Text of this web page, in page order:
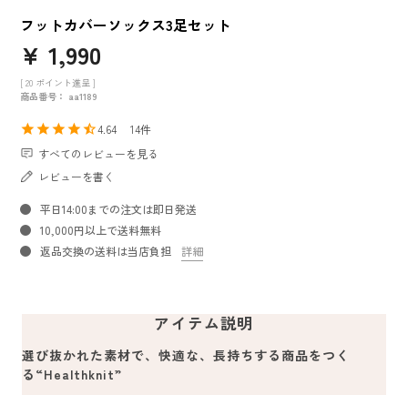
フットカバーソックス3足セット
¥ 1,990
[ 20 ポイント進呈 ]
商品番号
aa1189
4.64
14
すべてのレビューを見る
レビューを書く
平日14:00までの注文は即日発送
10,000円以上で送料無料
返品交換の送料は当店負担
詳細
アイテム説明
選び抜かれた素材で、快適な、長持ちする商品をつく
る“Healthknit”